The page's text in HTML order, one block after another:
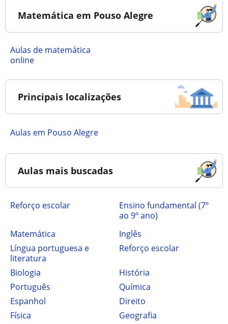
Matemática em Pouso Alegre
Aulas de matemática
online
Principais localizações
Aulas em Pouso Alegre
Aulas mais buscadas
Reforço escolar
ensino fundamental (7º
ao 9º ano)
Matemática
Inglês
Língua portuguesa e
literatura
Reforço escolar
Biologia
História
Português
Química
Espanhol
Direito
Física
Geografia